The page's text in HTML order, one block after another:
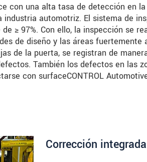
con una alta tasa de detección en
automotriz. El sistema de
≥ 97%. Con ello, la inspección se
de diseño y las áreas fuertemente
de la puerta, se registran de
También los defectos en las
con surfaceCONTROL
Corrección